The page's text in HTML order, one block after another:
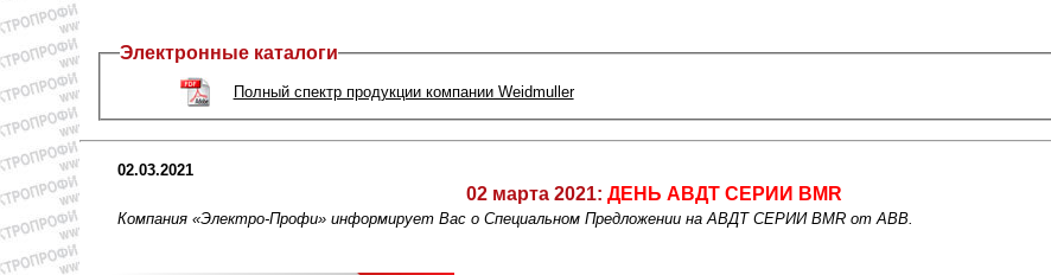
Электронные каталоги
Полный спектр продукции компании Weidmuller
02.03.2021
02 марта 2021: ДЕНЬ АВДТ СЕРИИ BMR
Компания «Электро-Профи» информирует Вас о Специальном Предложении на АВДТ СЕРИИ BMR от ABB.